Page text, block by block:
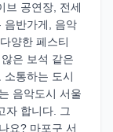
브 공연장, 전세
음반가게, 음악
양한 페스티
은 보석 같은
소통하는 도시
음악도시 서울
자 합니다. 그
요? 마포구 서